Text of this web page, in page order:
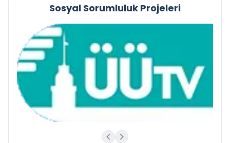
Sosyal Sorumluluk Projeleri